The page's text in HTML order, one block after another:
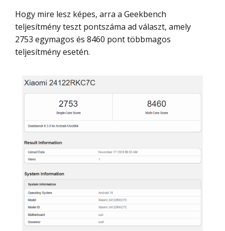
Hogy mire lesz képes, arra a Geekbench
teljesítmény teszt pontszáma ad választ, amely
2753 egymagos és 8460 pont többmagos
teljesítmény esetén.